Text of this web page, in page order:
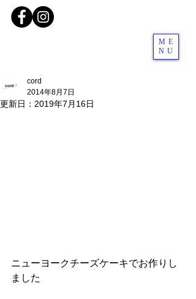
ME
NU
cord
2014年8月7日
更新日： 2019年7月16日
ニューヨークチーズケーキでお作りし
ました